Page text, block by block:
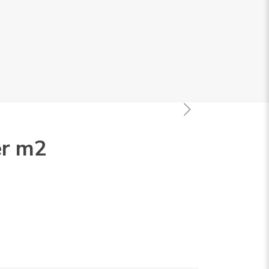
m2